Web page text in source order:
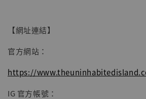
【網址連結】
官方網站：
https://
IG 官方帳號：